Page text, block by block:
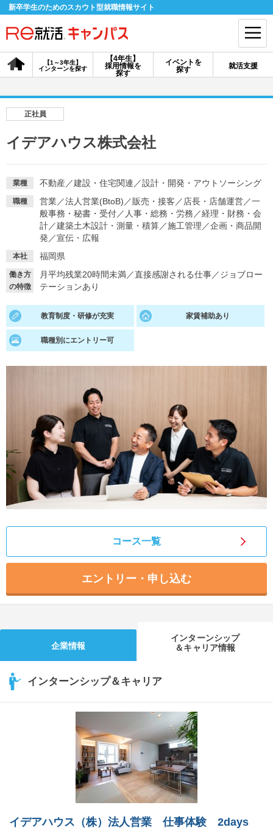
新卒学生のためのスカウト型就職情報サイト
【4年生】
採用情報を
探す
【1～3年生】
インターンを探す
イベントを
探す
就活支援
会員登録 ログイン
採用情報を探す
説明会を探す
インターンを探す
イベントを探す スカウト お知らせ
就活ノウハウ・サポート
就活支援
就活ノウハウが満載！ お役立ち記事・相談室など
適職診断
就活時事ニュースを更新 不明点があればこちら
正社員
イデアハウス株式会社
業種 不動産／建設・住宅関連 ／設計・開発・アウトソーシング
職種 営業／法人営業(BtoB) ／販売・接客 ／ 店長・店舗運営／一
般事務・秘書・受付／ 人事・総務・労務 ／経理・財務・会
計／建築土木設計・測量・積算／施工管理 ／企画・商品開
発 ／宣伝・広報
本社 福岡県
働き方
の特徴
月平均残業20時間未満／直接感謝される仕事／ジョブロー
テーションあり
教育制度・研修が充実 家賃補助あり
職種別にエントリー可
コース一覧
エントリー・申し込む
企業情報
インターンシップ
＆キャリア情報
インターンシップ＆キャリア
イデアハウス（株）法人営業 仕事体験 2days